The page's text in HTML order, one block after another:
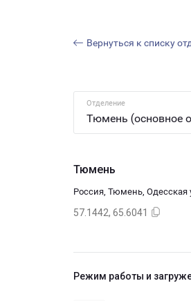
Вернуться к списку
Отделение
Тюмень (основное
Тюмень
Россия, Тюмень, Одесская
57.1442, 65.6041
Режим работы и